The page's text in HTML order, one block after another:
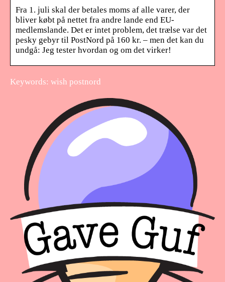
Fra 1. juli skal der betales moms af alle varer, der
bliver købt på nettet fra andre lande end EU-
medlemslande. Det er intet problem, det trælse var det
pesky gebyr til PostNord på 160 kr. – men det kan du
undgå: Jeg tester hvordan og om det virker!
Keywords: wish postnord